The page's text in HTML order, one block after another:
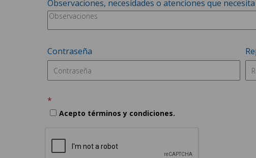
Observaciones, necesidades o atenciones que
Contraseña
Acepto términos y condiciones.